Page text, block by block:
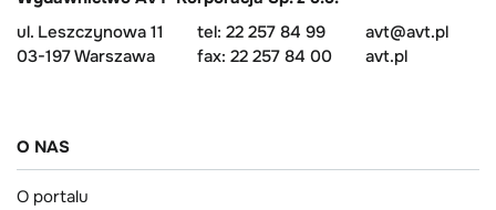
ul. Leszczynowa 11
03-197 Warszawa
tel: 22 257 84 99
fax: 22 257 84 00
avt@avt.pl
avt.pl
O NAS
O portalu